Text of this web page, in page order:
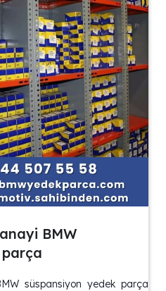
BMW
süspansiyon yedek parça